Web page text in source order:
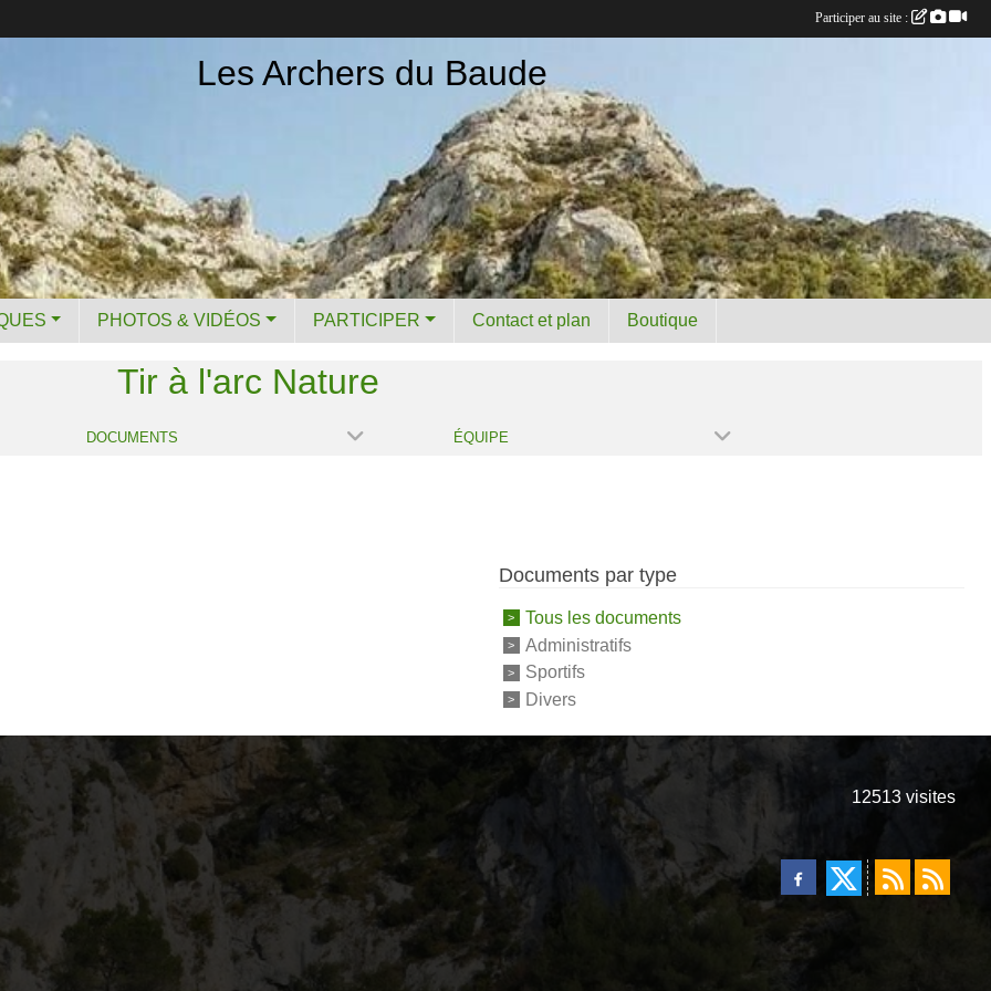
Les Archers du Baude
PHOTOS & VIDÉOS PARTICIPER Contact et plan Boutique
Tir à l'arc Nature
DOCUMENTS ÉQUIPE
Documents par type
Tous les documents
Administratifs
Sportifs
Divers
12513 visites
Participer au site :